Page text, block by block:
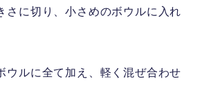
さに切り、小さめのボウルに入れ
ウルに全て加え、軽く混ぜ合わせ